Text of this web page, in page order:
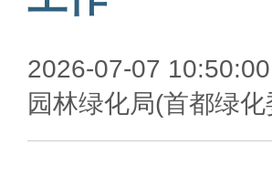
2026-07-07
园林绿化局(首都绿